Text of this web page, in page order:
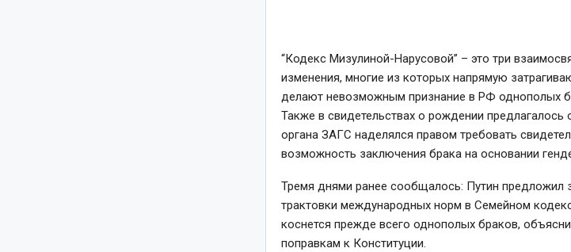
“Кодекс Мизулиной-Нарусовой” – это три
изменения, многие из которых напрямую
делают невозможным признание в РФ однополых
Также в свидетельствах о рождении предлагалось
органа ЗАГС наделялся правом требовать
возможность заключения брака на основании
Тремя днями ранее сообщалось: Путин предложил
трактовки международных норм в Семейном
коснется прежде всего однополых браков,
поправкам к Конституции.